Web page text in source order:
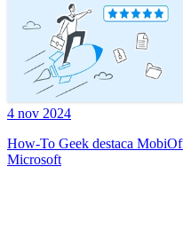
4 nov 2024
How-To Geek destaca
Microsoft